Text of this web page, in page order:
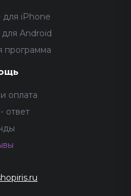
iPhone
Android
программа
оплата
ответ